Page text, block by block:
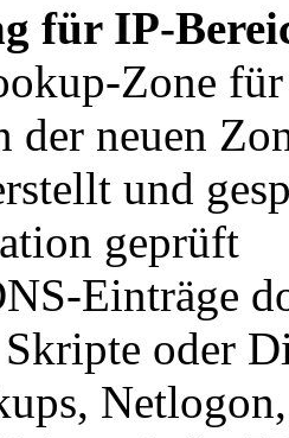
für IP-
Zone
der neuen
und
geprüft
Einträge
oder